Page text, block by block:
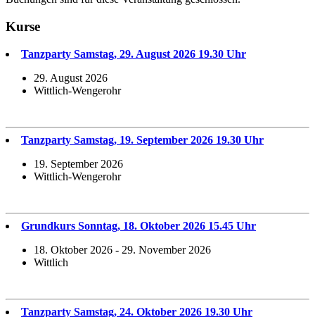
Kurse
Tanzparty Samstag, 29. August 2026 19.30 Uhr
29. August 2026
Wittlich-Wengerohr
Tanzparty Samstag, 19. September 2026 19.30 Uhr
19. September 2026
Wittlich-Wengerohr
Grundkurs Sonntag, 18. Oktober 2026 15.45 Uhr
18. Oktober 2026 - 29. November 2026
Wittlich
Tanzparty Samstag, 24. Oktober 2026 19.30 Uhr